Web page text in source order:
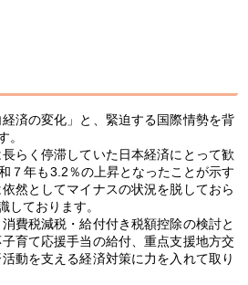
済の変化」と、緊迫する国際情勢を背
。
らく停滞していた日本経済にとって歓
７年も3.2％の上昇となったことが示す
然としてマイナスの状況を脱しておら
ております。
費税減税・給付付き税額控除の検討と
育て応援手当の給付、重点支援地方交
動を支える経済対策に力を入れて取り